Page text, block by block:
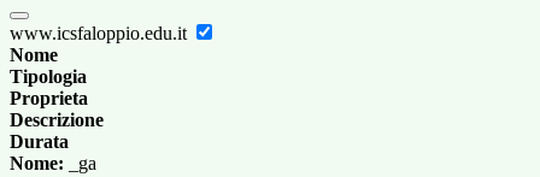
www.icsfaloppio.edu.it
Nome
Tipologia
Proprieta
Descrizione
Durata
Nome: _ga